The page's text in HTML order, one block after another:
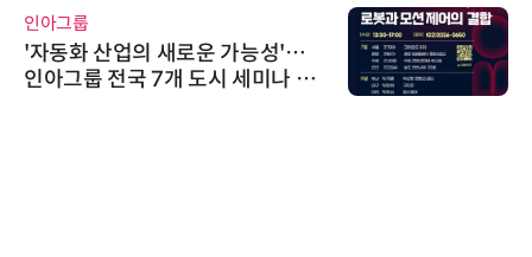
에이블스토어
시놀로지, SK네트웍스서비스와 영
상 보안 카메라 국내 독점 판매 파